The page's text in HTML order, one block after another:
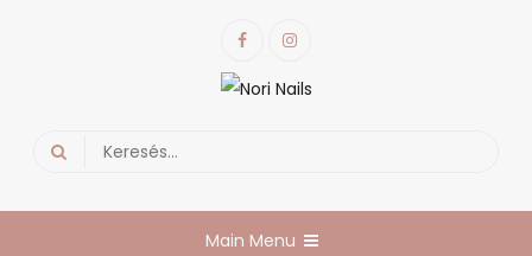
FacebookInstagram
Nori Nails
Search
Main Menu